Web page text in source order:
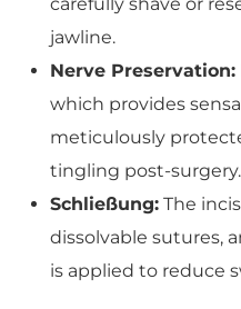
jawline.
Nerve Preservation:
which provides
meticulously
tingling post-surgery.
Schließung: The
dissolvable sutures,
is applied to reduce